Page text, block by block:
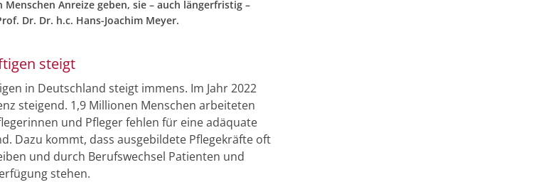
Anreize geben, sie – auch längerfristig –
Dr. Dr. h.c. Hans-Joachim Meyer.
steigt
in Deutschland steigt immens. Im Jahr 2022
steigend. 1,9 Millionen Menschen arbeiteten
und Pfleger fehlen für eine adäquate
Dazu kommt, dass ausgebildete Pflegekräfte oft
und durch Berufswechsel Patienten und
stehen.